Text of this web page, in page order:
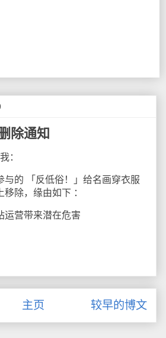
除通知
：
的 「反低俗！」给名画穿衣服
除，缘由如下 ：
营带来潜在危害
较早的博文
主页